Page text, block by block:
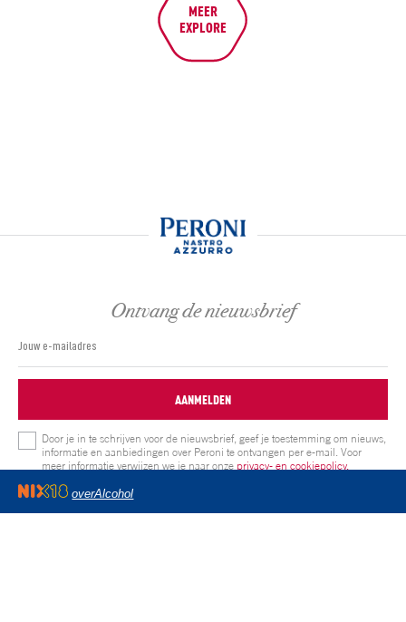
MEER
EXPLORE
Ontvang de nieuwsbrief
AANMELDEN
Door je in te schrijven voor de nieuwsbrief, geef je toestemming om nieuws,
informatie en aanbiedingen over Peroni te ontvangen per e-mail. Voor
meer informatie verwijzen we je naar onze privacy- en cookiepolicy.
overAlcohol